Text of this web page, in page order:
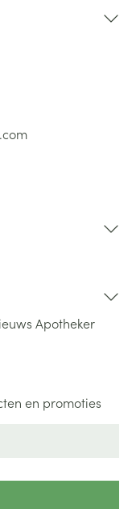
Apotheker
en promoties